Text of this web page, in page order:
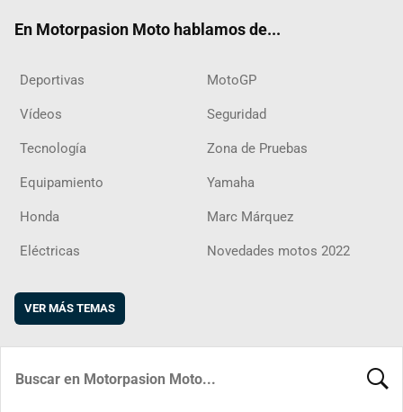
En Motorpasion Moto hablamos de...
Deportivas MotoGP
Vídeos Seguridad
Tecnología Zona de Pruebas
Equipamiento Yamaha
Honda Marc Márquez
Eléctricas Novedades motos 2022
VER MÁS TEMAS